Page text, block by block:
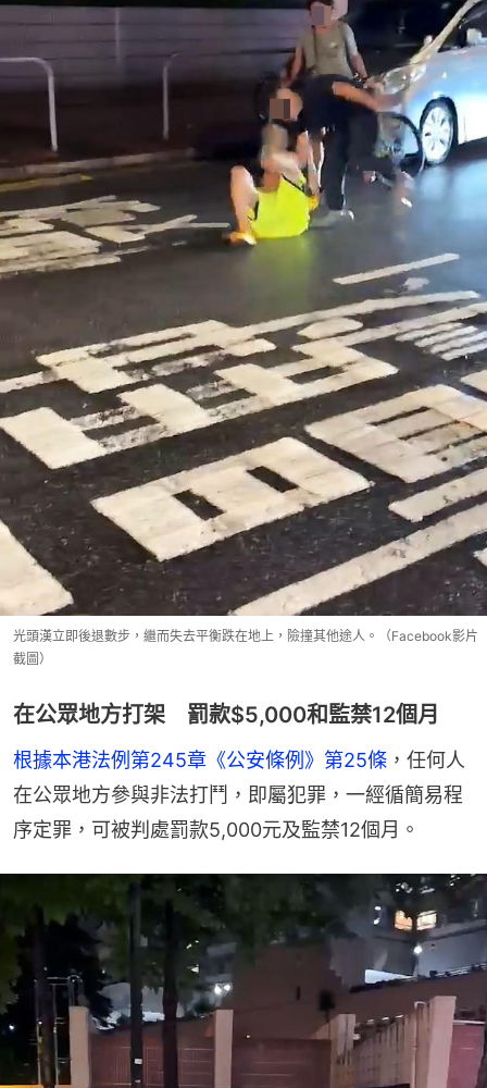
光頭漢立即後退數步，繼而失去平衡跌在地上，險撞其他途人。（Facebook影片
截圖）
在公眾地方打架 罰款$5,000和監禁12個月
根據本港法例第245章《公安條例》第25條 ，任何人
在公眾地方參與非法打鬥，即屬犯罪，一經循簡易程
序定罪，可被判處罰款5,000元及監禁12個月。